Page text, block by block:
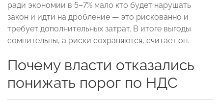
ради экономии в 5–7% мало кто будет нарушать
закон и идти на дробление — это рискованно и
требует дополнительных затрат. В итоге выгоды
сомнительны, а риски сохраняются, считает он.
Почему власти отказались
понижать порог по НДС